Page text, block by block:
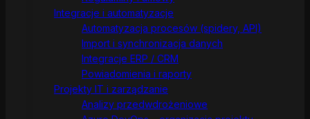
Integracje i automatyzacje
Automatyzacja procesów (spidery, API)
Import i synchronizacja danych
Integracje ERP / CRM
Powiadomienia i raporty
Projekty IT i zarządzanie
Analizy przedwdrożeniowe